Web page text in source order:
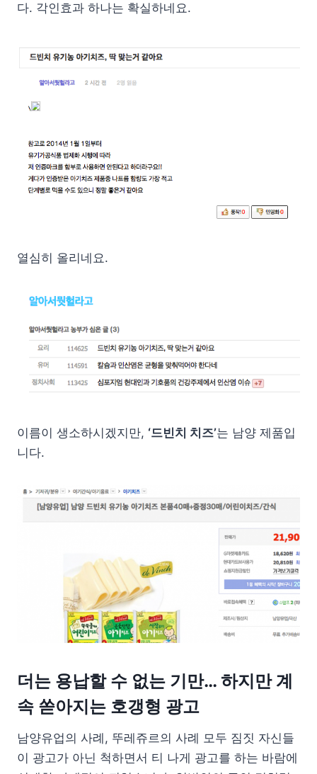
다. 각인효과 하나는 확실하네요.
열심히 올리네요.
이름이 생소하시겠지만, ‘드빈치 치즈’는 남양 제품입
니다.
더는 용납할 수 없는 기만… 하지만 계
속 쏟아지는 호갱형 광고
남양유업의 사례, 뚜레쥬르의 사례 모두 짐짓 자신들
이 광고가 아닌 척하면서 티 나게 광고를 하는 바람에